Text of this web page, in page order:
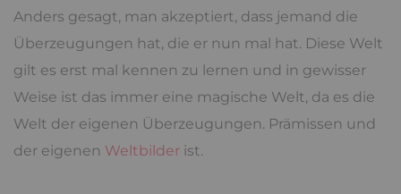
Anders gesagt, man akzeptiert, dass jemand die
Überzeugungen hat, die er nun mal hat. Diese Welt
gilt es erst mal kennen zu lernen und in gewisser
Weise ist das immer eine magische Welt, da es die
Welt der eigenen Überzeugungen. Prämissen und
der eigenen Weltbilder ist.